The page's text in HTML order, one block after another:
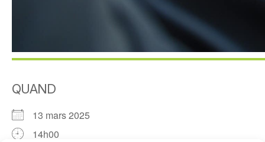
QUAND
13 mars 2025
14h00